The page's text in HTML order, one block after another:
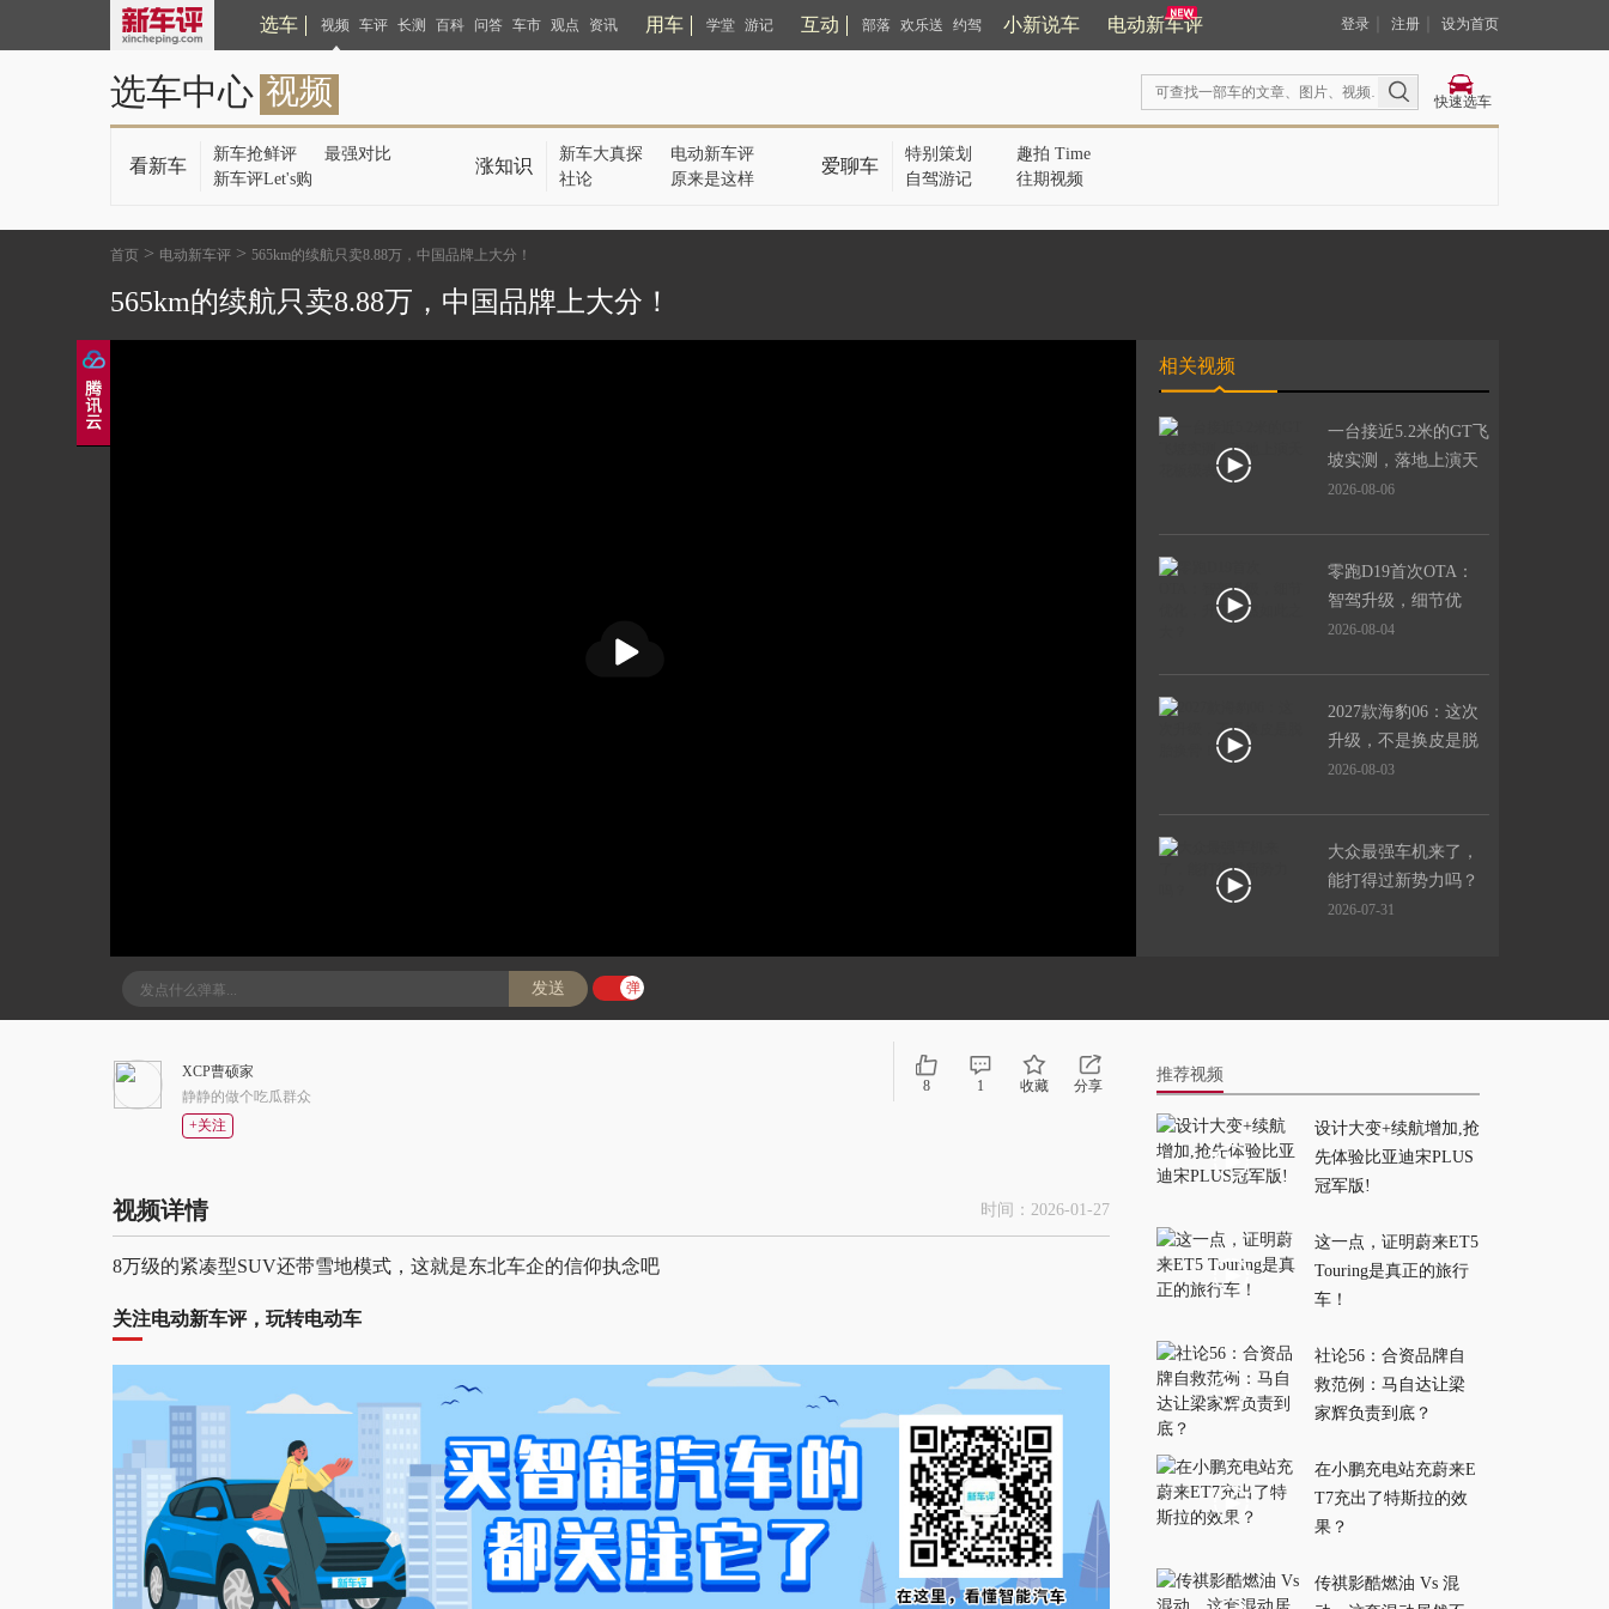
选车 视频 车评 长测 百科 问答 车市 观点 资讯 用车 学堂 游记 互动 部落 欢乐送 约驾 小新说车 电动新车评 登录 注册 设为首页
选车中心 视频 快速选车
看新车
新车抢鲜评
最强对比
新车评Let's购
涨知识
新车大真探
电动新车评
社论
原来是这样
爱聊车
特别策划
趣拍 Time
自驾游记
往期视频
首页 > 电动新车评 > 565km的续航只卖8.88万，中国品牌上大分！
565km的续航只卖8.88万，中国品牌上大分！
发送 弹
放
相关视频
一台接近5.2米的GT飞
坡实测，落地上演天
花板级表现
2026-08-06
零跑D19首次OTA：
智驾升级，细节优
化，升级竟然如此之
2026-08-04
2027款海豹06：这次
升级，不是换皮是脱
胎换骨！
2026-08-03
大众最强车机来了，
能打得过新势力吗？
2026-07-31
零跑A05智驾能力实
牛马专属驾驶辅助？
地平线 2.0 史诗级更
新！
2026-07-24
空间更大、颜值能
打，这就是年轻人想
最入门的零跑？零跑
打趴友商吗？
2026-07-20
它才是最像路虎的方
XCP曹硕家
静静的做个吃瓜群众
+关注
8 1 收藏 分享
视频详情 时间：2026-01-27
8万级的紧凑型SUV还带雪地模式，这就是东北车企的信仰执念吧
关注电动新车评，玩转电动车
推荐视频
设计大变+续航增加,抢
先体验比亚迪宋PLUS
冠军版!
这一点，证明蔚来ET5
Touring是真正的旅行
车！
社论56：合资品牌自
救范例：马自达让梁
家辉负责到底？
在小鹏充电站充蔚来E
T7充出了特斯拉的效
果？
传祺影酷燃油 Vs 混